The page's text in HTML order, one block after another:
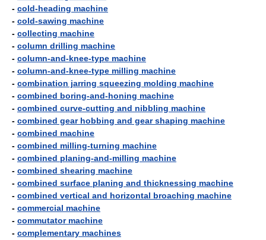
- cold-heading machine
- cold-sawing machine
- collecting machine
- column drilling machine
- column-and-knee-type machine
- column-and-knee-type milling machine
- combination jarring squeezing molding machine
- combined boring-and-honing machine
- combined curve-cutting and nibbling machine
- combined gear hobbing and gear shaping machine
- combined machine
- combined milling-turning machine
- combined planing-and-milling machine
- combined shearing machine
- combined surface planing and thicknessing machine
- combined vertical and horizontal broaching machine
- commercial machine
- commutator machine
- complementary machines